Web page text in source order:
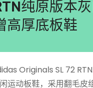
纯原版本
高厚底板鞋
Originals SL 72
运动板鞋，采用翻毛皮